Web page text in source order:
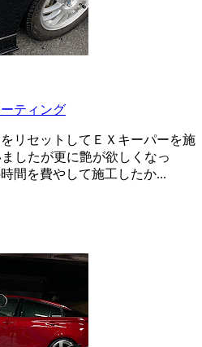
ティング
リセットしてＥＸキーパーを施
したが更に艶が欲しくなっ
間を費やして施工したか...